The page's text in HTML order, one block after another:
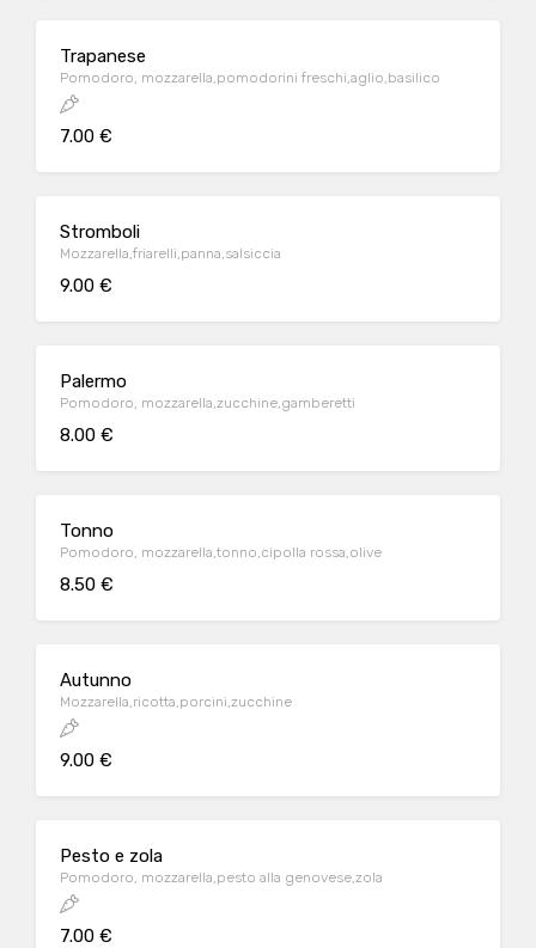
Trapanese
Pomodoro, mozzarella,pomodorini freschi,aglio,basilico
7.00 €
Stromboli
Mozzarella,friarelli,panna,salsiccia
9.00 €
Palermo
Pomodoro, mozzarella,zucchine,gamberetti
8.00 €
Tonno
Pomodoro, mozzarella,tonno,cipolla rossa,olive
8.50 €
Autunno
Mozzarella,ricotta,porcini,zucchine
9.00 €
Pesto e zola
Pomodoro, mozzarella,pesto alla genovese,zola
7.00 €